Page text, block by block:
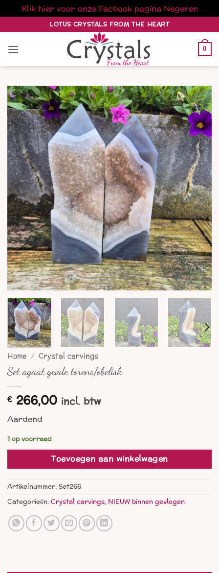
Klik hier voor onze Facbook pagina Negeren
naar
inhoud
LOTUS CRYSTALS FROM THE HEART
0
Home / Crystal carvings
Set agaat geode torens/obelisk
€ 266,00 incl. btw
Aardend
1 op voorraad
Toevoegen aan winkelwagen
Artikelnummer:Set266
Categorieën:Crystal carvings, NIEUW binnen gevlogen